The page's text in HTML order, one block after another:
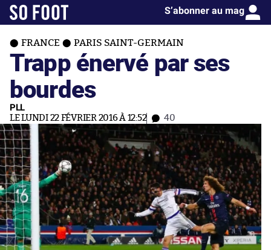
S’abonner au mag
FRANCE PARIS SAINT-GERMAIN
Trapp énervé par ses
bourdes
PLL
LE LUNDI 22 FÉVRIER 2016 À 12:52 40